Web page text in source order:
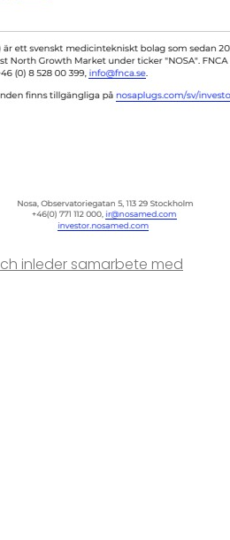
inleder samarbete med